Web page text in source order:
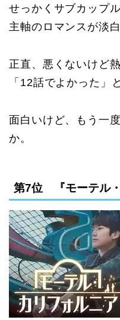
せっかくサブカップ
主軸のロマンスが淡
正直、悪くないけど
「12話でよかった」
面白いけど、もう一
か。
第7位 『モーテル・